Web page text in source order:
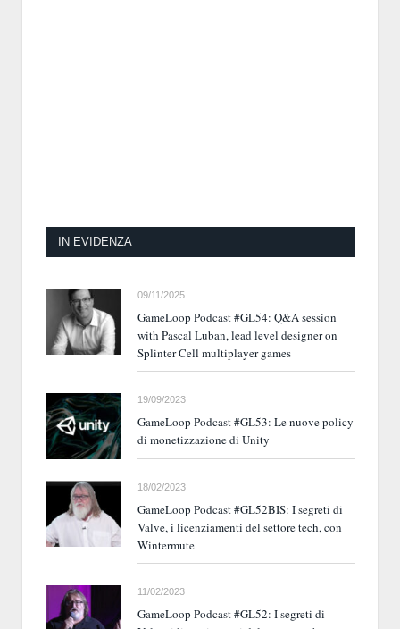
IN EVIDENZA
09/11/2025
GameLoop Podcast #GL54: Q&A session
with Pascal Luban, lead level designer on
Splinter Cell multiplayer games
19/09/2023
GameLoop Podcast #GL53: Le nuove policy
di monetizzazione di Unity
18/02/2023
GameLoop Podcast #GL52BIS: I segreti di
Valve, i licenziamenti del settore tech, con
Wintermute
11/02/2023
GameLoop Podcast #GL52: I segreti di